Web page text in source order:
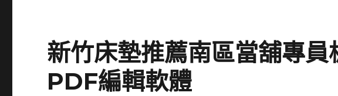
新竹床墊推薦南區當舖專
PDF編輯軟體